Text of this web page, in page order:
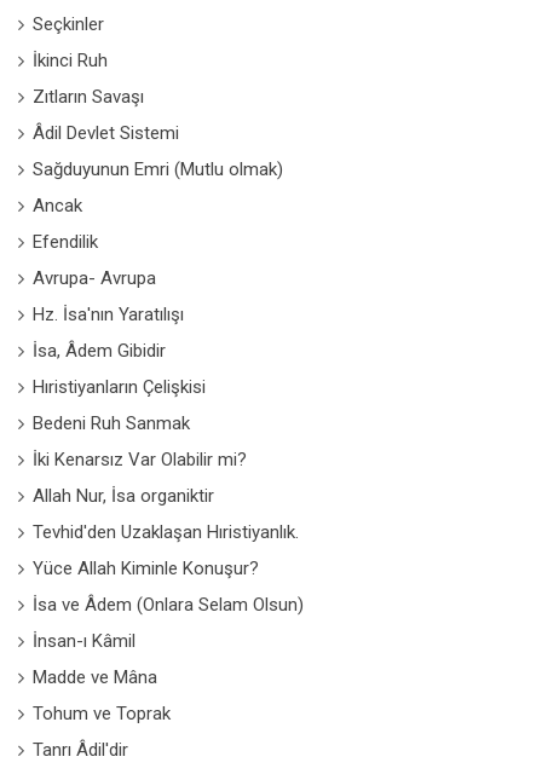
Seçkinler
İkinci Ruh
Zıtların Savaşı
Âdil Devlet Sistemi
Sağduyunun Emri (Mutlu olmak)
Ancak
Efendilik
Avrupa- Avrupa
Hz. İsa'nın Yaratılışı
İsa, Âdem Gibidir
Hıristiyanların Çelişkisi
Bedeni Ruh Sanmak
İki Kenarsız Var Olabilir mi?
Allah Nur, İsa organiktir
Tevhid'den Uzaklaşan Hıristiyanlık.
Yüce Allah Kiminle Konuşur?
İsa ve Âdem (Onlara Selam Olsun)
İnsan-ı Kâmil
Madde ve Mâna
Tohum ve Toprak
Tanrı Âdil'dir